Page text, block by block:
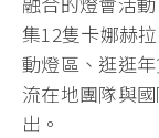
集12隻卡娜赫
動燈區、逛逛
流在地團隊與
出。